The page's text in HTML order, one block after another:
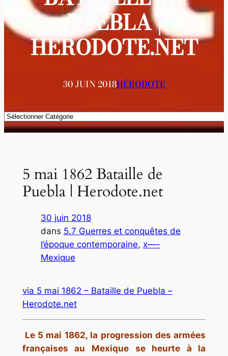
PUEBLA |
HERODOTE.NET
30 JUIN 2018HÉRODOTE
Catégories
5 mai 1862 Bataille de
Puebla | Herodote.net
30 juin 2018
dans 5.7 Guerres et conquêtes de
l’époque contemporaine, x—-
Mexique
via 5 mai 1862 – Bataille de Puebla –
Herodote.net
Le 5 mai 1862, la progression des armées
françaises au Mexique se heurte à la